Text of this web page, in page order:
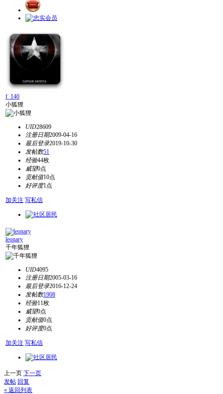
f_140
小狐狸
UID28609
注册日期2009-04-16
最后登录2019-10-30
发帖数51
经验44枚
威望0点
贡献值10点
好评度1点
加关注 写私信
leonary
千年狐狸
UID4095
注册日期2005-03-16
最后登录2016-12-24
发帖数1908
经验11枚
威望0点
贡献值0点
好评度0点
加关注 写私信
上一页 下一页
发帖 回复
« 返回列表